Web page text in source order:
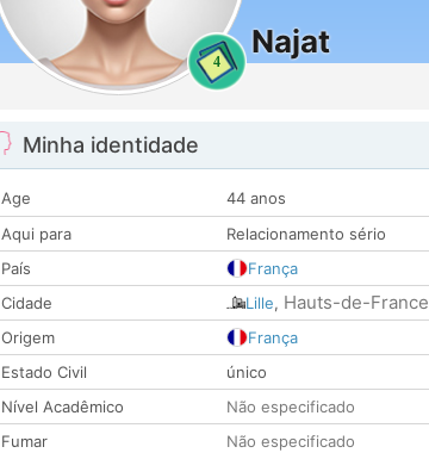
4
Najat
Minha identidade
Age
44 anos
Aqui para
Relacionamento sério
País
França
Cidade
Lille, Hauts-de-France
Origem
França
Estado Civil
único
Nível Acadêmico
Não especificado
Fumar
Não especificado